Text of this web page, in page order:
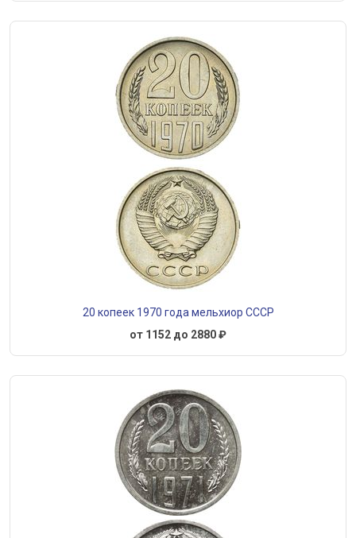
20 копеек 1970 года мельхиор СССР
от 1152 до 2880 ₽